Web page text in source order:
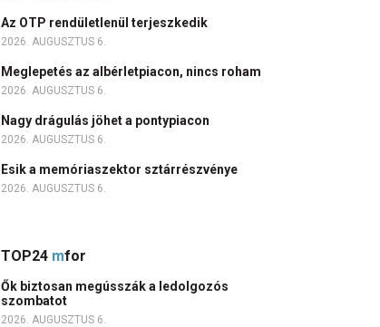
Az OTP rendületlenül terjeszkedik
2026. AUGUSZTUS 6.
Meglepetés az albérletpiacon, nincs roham
2026. AUGUSZTUS 6.
Nagy drágulás jöhet a pontypiacon
2026. AUGUSZTUS 6.
Esik a memóriaszektor sztárrészvénye
2026. AUGUSZTUS 6.
TOP24 mfor
Ők biztosan megússzák a ledolgozós
szombatot
2026. AUGUSZTUS 6.